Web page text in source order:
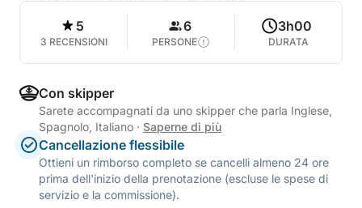
5
3 RECENSIONI
6
PERSONE
3h00
DURATA
Con skipper
Sarete accompagnati da uno skipper che parla Inglese,
Spagnolo, Italiano · Saperne di più
Cancellazione flessibile
Ottieni un rimborso completo se cancelli almeno 24 ore
prima dell'inizio della prenotazione (escluse le spese di
servizio e la commissione).